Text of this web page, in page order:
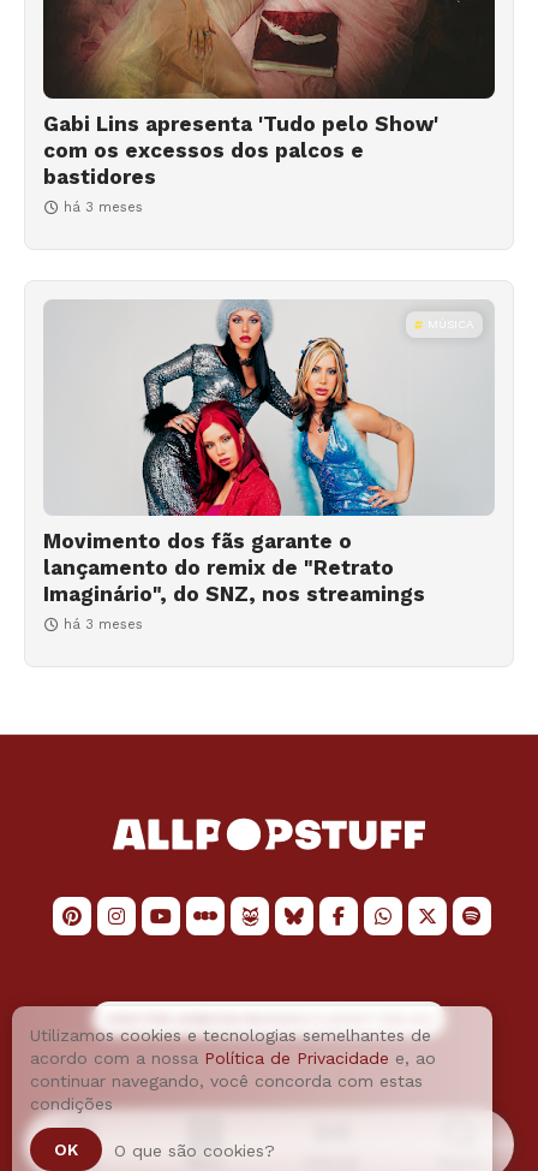
Gabi Lins apresenta 'Tudo pelo Show'
com os excessos dos palcos e
bastidores
há 3 meses
MÚSICA
Movimento dos fãs garante o
lançamento do remix de "Retrato
Imaginário", do SNZ, nos streamings
há 3 meses
Utilizamos cookies e tecnologias semelhantes de
acordo com a nossa Política de Privacidade e, ao
continuar navegando, você concorda com estas
condições
OK O que são cookies?
Home